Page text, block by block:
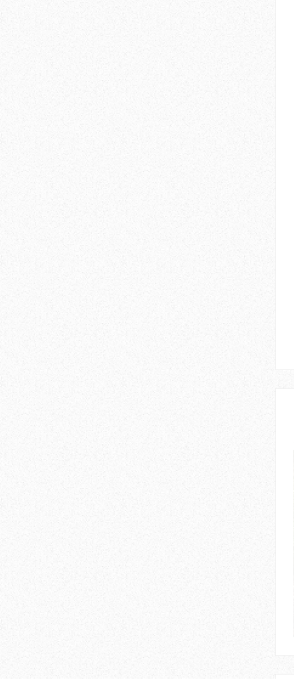
blog, zaerrzone bermula pada
ni), dan entry pertama adalah
Tentang Cinta. Melihatkan entry
mengenai tajuk
tidak dapat di pastikan samada
cintanya atau mencari cinta
memberansangkan, blog Erza
Tahniah aku ucapkan kerana
yang besar maknanya, dan aku
usaha untuk terus berjaya
pula penulis aktif mengemaskini
promosi.
blog ini, dari segi persembahan,
Ringan. Dan mungkin perlu sedikit
kerana pemilihan warna yang
Menyelesakan pembaca dengan
membina mood pembaca.
dapat aku ulas mengenai blog
dan amat sesuai untuk
- entry yang di hasilkan. Semoga
mengenai penulis, Erza
Chemistry di UPM. Jadi
untuk berkenalan, boleh tanya
:D
Erza?